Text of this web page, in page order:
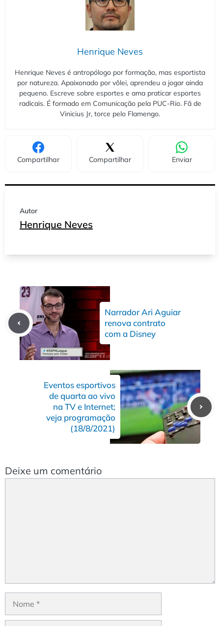
Henrique Neves
Henrique Neves é antropólogo por formação, mas esportista
por natureza. Apaixonado por vôlei, aprendeu a jogar ainda
pequeno. Escreve sobre esportes e ama praticar esportes
radicais. É formado em Comunicação pela PUC-Rio. Fã de
Vinicius Jr, torce pelo Flamengo.
Compartilhar Compartilhar Enviar
Autor
Henrique Neves
Narrador Ari Aguiar
renova contrato
com a Disney
Eventos esportivos
de quarta ao vivo
na TV e Internet;
veja programação
(18/8/2021)
Deixe um comentário
Nome